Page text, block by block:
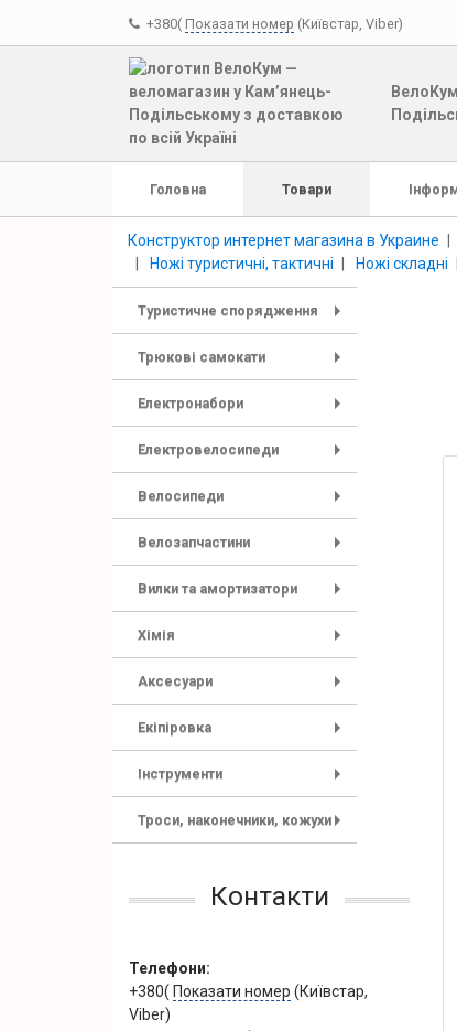
+380( Показати номер (Київстар, Viber)
Головна Товари
Конструктор интернет магазина в Украине
Ножі туристичні, тактичні
Ножі складні
Туристичне спорядження
Трюкові самокати
Електронабори
Електровелосипеди
Велосипеди
Велозапчастини
Вилки та амортизатори
Хімія
Аксесуари
Екіпіровка
Інструменти
Троси, наконечники, кожухи
Контакти
Телефони:
+380( Показати номер (Київстар,
Viber)